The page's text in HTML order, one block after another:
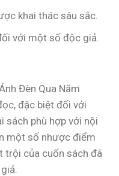
khai thác sâu sắc.
với một số độc giả.
Đèn Qua Năm
đặc biệt đối với
sách phù hợp với nội
một số nhược điểm
trội của cuốn sách đã